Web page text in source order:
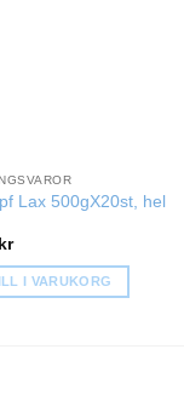
Lax 500gX20st, hel
kr
I VARUKORG